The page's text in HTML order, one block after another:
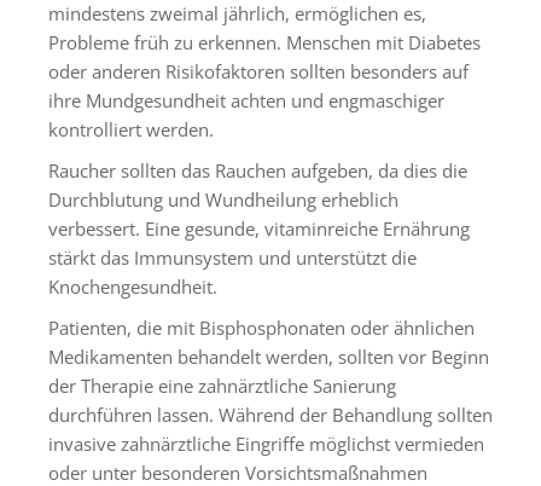
mindestens zweimal jährlich, ermöglichen es,
Probleme früh zu erkennen. Menschen mit Diabetes
oder anderen Risikofaktoren sollten besonders auf
ihre Mundgesundheit achten und engmaschiger
kontrolliert werden.
Raucher sollten das Rauchen aufgeben, da dies die
Durchblutung und Wundheilung erheblich
verbessert. Eine gesunde, vitaminreiche Ernährung
stärkt das Immunsystem und unterstützt die
Knochengesundheit.
Patienten, die mit Bisphosphonaten oder ähnlichen
Medikamenten behandelt werden, sollten vor Beginn
der Therapie eine zahnärztliche Sanierung
durchführen lassen. Während der Behandlung sollten
invasive zahnärztliche Eingriffe möglichst vermieden
oder unter besonderen Vorsichtsmaßnahmen